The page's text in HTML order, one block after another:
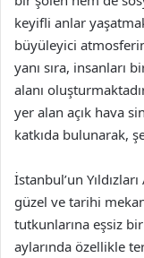
keyifli anlar
büyüleyici
yanı sıra, insanları
alanı
yer alan açık hava
katkıda bulunarak,
İstanbul’un
güzel ve tarihi
tutkunlarına eşsiz
aylarında özellikle